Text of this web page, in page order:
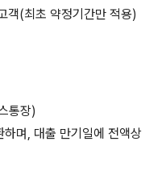
객(최초 약정기간만 적용)
통장)
며, 대출 만기일에 전액상